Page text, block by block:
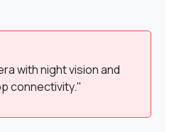
with night vision and
connectivity."